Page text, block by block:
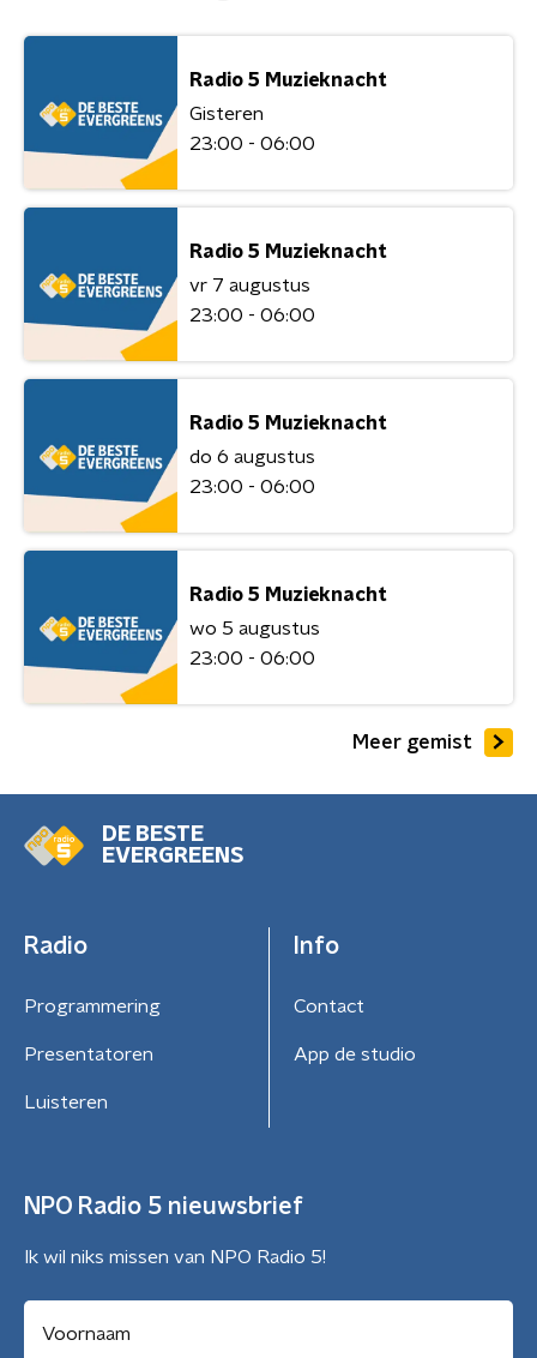
Radio 5 Muzieknacht
Gisteren
23:00 - 06:00
Radio 5 Muzieknacht
vr 7 augustus
23:00 - 06:00
Radio 5 Muzieknacht
do 6 augustus
23:00 - 06:00
Radio 5 Muzieknacht
wo 5 augustus
23:00 - 06:00
Meer gemist
DE BESTE
EVERGREENS
Radio
Programmering
Presentatoren
Luisteren
Info
Contact
App de studio
NPO Radio 5 nieuwsbrief
Ik wil niks missen van NPO Radio 5!